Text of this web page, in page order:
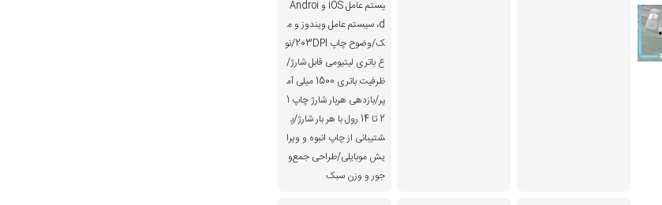
یستم عامل iOS و Androi
d، سیستم عامل ویندوز و م
ک/وضوح چاپ 203DPI/نو
ع باتری لیتیومی قابل شارژ/
ظرفیت باتری 1500 میلی آم
پر/بازدهی هربار شارژ چاپ 1
2 تا 14 رول با هر بار شارژ/پ
شتیبانی از چاپ انبوه و ویرا
یش موبایلی/طراحی جمع‌و
جور و وزن سبک